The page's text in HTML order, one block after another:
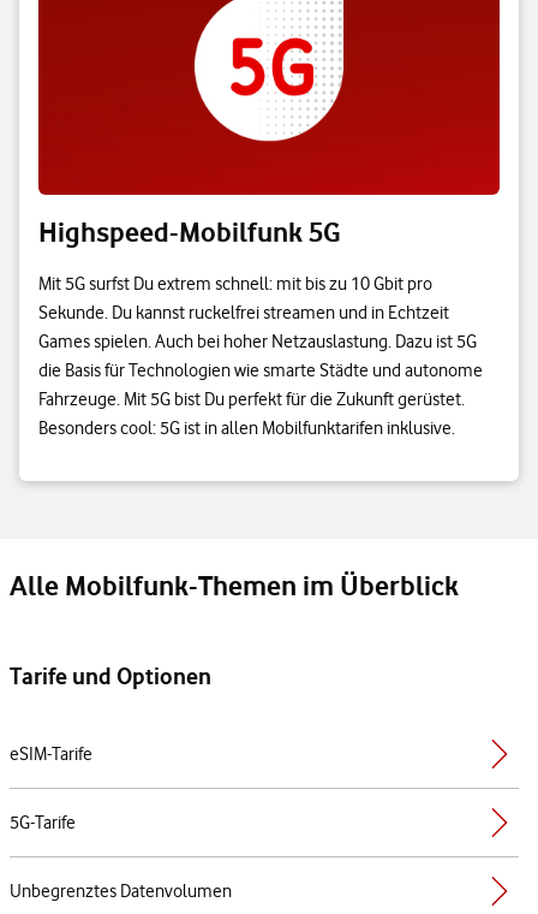
Highspeed-Mobilfunk 5G
Mit 5G surfst Du extrem schnell: mit bis zu 10 Gbit pro
Sekunde. Du kannst ruckelfrei streamen und in Echtzeit
Games spielen. Auch bei hoher Netzauslastung. Dazu ist 5G
die Basis für Technologien wie smarte Städte und autonome
Fahrzeuge. Mit 5G bist Du perfekt für die Zukunft gerüstet.
Besonders cool: 5G ist in allen Mobilfunktarifen inklusive.
Alle Mobilfunk-Themen im Überblick
Tarife und Optionen
eSIM-Tarife
5G-Tarife
Unbegrenztes Datenvolumen